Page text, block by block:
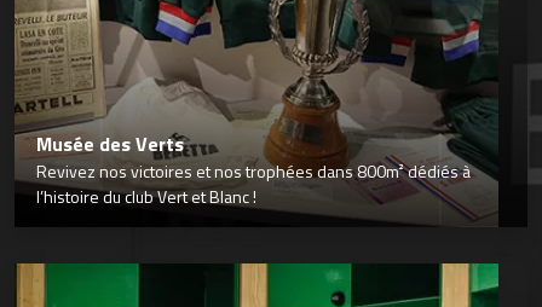
Musée des Verts
Revivez nos victoires et nos trophées dans 800m² dédiés à
l’histoire du club Vert et Blanc !